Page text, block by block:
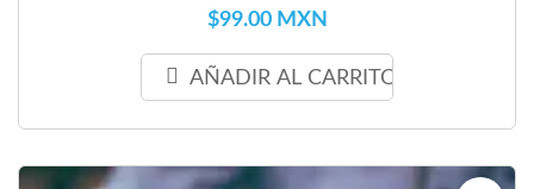
$99.00 MXN
AÑADIR AL CARRITO